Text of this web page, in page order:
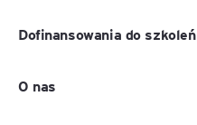
Dofinansowania do szkoleń
O nas